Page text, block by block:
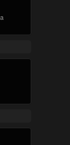
DÍAZ CUARTETO EN